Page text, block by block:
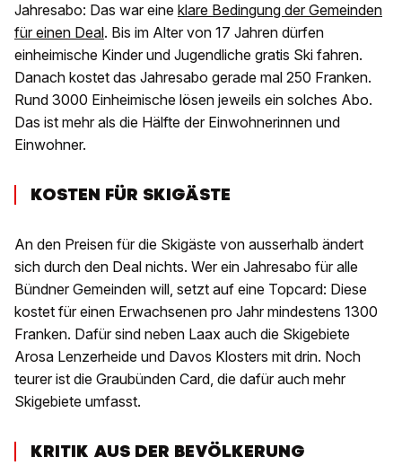
Jahresabo: Das war eine klare Bedingung der Gemeinden
für einen Deal. Bis im Alter von 17 Jahren dürfen
einheimische Kinder und Jugendliche gratis Ski fahren.
Danach kostet das Jahresabo gerade mal 250 Franken.
Rund 3000 Einheimische lösen jeweils ein solches Abo.
Das ist mehr als die Hälfte der Einwohnerinnen und
Einwohner.
KOSTEN FÜR SKIGÄSTE
An den Preisen für die Skigäste von ausserhalb ändert
sich durch den Deal nichts. Wer ein Jahresabo für alle
Bündner Gemeinden will, setzt auf eine Topcard: Diese
kostet für einen Erwachsenen pro Jahr mindestens 1300
Franken. Dafür sind neben Laax auch die Skigebiete
Arosa Lenzerheide und Davos Klosters mit drin. Noch
teurer ist die Graubünden Card, die dafür auch mehr
Skigebiete umfasst.
KRITIK AUS DER BEVÖLKERUNG